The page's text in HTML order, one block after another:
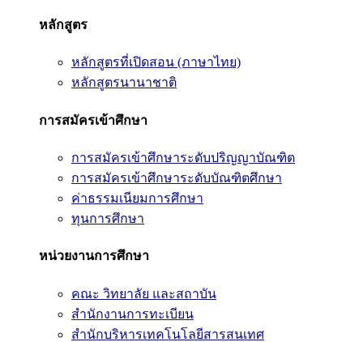
หลักสูตร
หลักสูตรที่เปิดสอน (ภาษาไทย)
หลักสูตรนานาชาติ
การสมัครเข้าศึกษา
การสมัครเข้าศึกษาระดับปริญญาบัณฑิต
การสมัครเข้าศึกษาระดับบัณฑิตศึกษา
ค่าธรรมเนียมการศึกษา
ทุนการศึกษา
หน่วยงานการศึกษา
คณะ วิทยาลัย และสถาบัน
สำนักงานการทะเบียน
สำนักบริหารเทคโนโลยีสารสนเทศ